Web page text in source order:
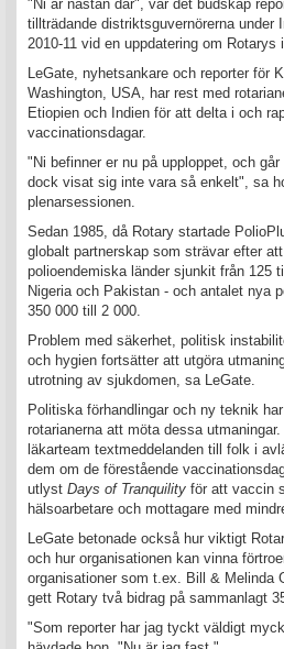
"Ni är nästan där", var det budskap
tillträdande distriktsguvernörerna under
2010-11 vid en uppdatering om Rotarys
LeGate, nyhetsankare och reporter för
Washington, USA, har rest med
Etiopien och Indien för att delta i och
vaccinationsdagar.
"Ni befinner er nu på upploppet, och
dock visat sig inte vara så enkelt", sa
plenarsessionen.
Sedan 1985, då Rotary startade
globalt partnerskap som strävar efter
polioendemiska länder sjunkit från 125
Nigeria och Pakistan - och antalet nya
350 000 till 2 000.
Problem med säkerhet, politisk
och hygien fortsätter att utgöra
utrotning av sjukdomen, sa LeGate.
Politiska förhandlingar och ny teknik
rotarianerna att möta dessa
läkarteam textmeddelanden till folk i
dem om de förestående
utlyst Days of Tranquility för att vaccin
hälsoarbetare och mottagare med
LeGate betonade också hur viktigt
och hur organisationen kan vinna
organisationer som t.ex. Bill & Melinda
gett Rotary två bidrag på sammanlagt
"Som reporter har jag tyckt väldigt